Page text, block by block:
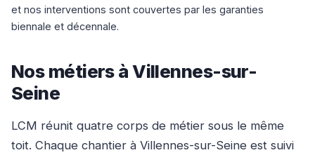
et nos interventions sont couvertes par les garanties
biennale et décennale.
Nos métiers à Villennes-sur-
Seine
LCM réunit quatre corps de métier sous le même
toit. Chaque chantier à Villennes-sur-Seine est suivi